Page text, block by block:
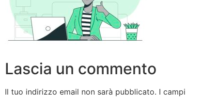
Lascia un commento
Il tuo indirizzo email non sarà pubblicato. I campi